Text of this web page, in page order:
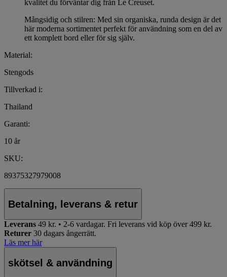
kvalitet du förväntar dig från Le Creuset.
Mångsidig och stilren: Med sin organiska, runda design är det
här moderna sortimentet perfekt för användning som en del av
ett komplett bord eller för sig själv.
Material:
Stengods
Tillverkad i:
Thailand
Garanti:
10 år
SKU:
89375327979008
Betalning, leverans & retur
Leverans 49 kr. • 2-6 vardagar. Fri leverans vid köp över 499 kr.
Returer 30 dagars ångerrätt.
Läs mer här
skötsel & användning